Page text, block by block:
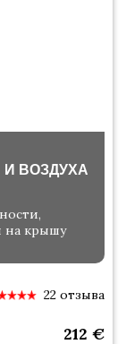
И ВОЗДУХА
на крышу
22 отзыва
212 €